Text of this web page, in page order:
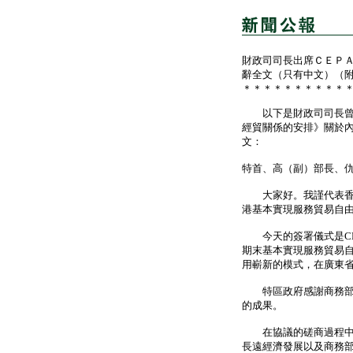
財政司司長出席ＣＥＰ
辭全文（只有中文）（
＊＊＊＊＊＊＊＊＊＊
以下是財政司司長曾
經貿關係的安排》關於
文：
特首、高（副）部長、
大家好。我謹代表香
港基本實現服務貿易自
今天的簽署儀式是
期末基本實現服務貿易
用嶄新的模式，在廣東
特區政府感謝商務部
的成果。
在協議的磋商過程中
長遠經濟發展以及商務